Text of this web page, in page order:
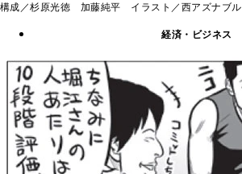
構成／杉原光徳 加藤純平 イラスト／西アズナブル
経済・ビジネス